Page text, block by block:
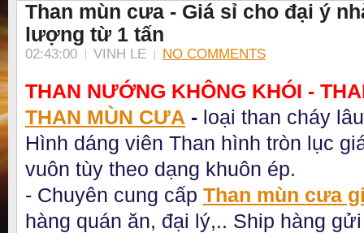
Than mùn cưa - Giá sỉ cho đại ý
lượng từ 1 tấn
02:43:00 VINH LE NO COMMENTS
THAN NƯỚNG KHÔNG KHÓI -
THAN MÙN CƯA - loại than cháy
Hình dáng viên Than hình tròn lục
vuôn tùy theo dạng khuôn ép.
- Chuyên cung cấp Than mùn cưa
hàng quán ăn, đại lý,.. Ship hàng